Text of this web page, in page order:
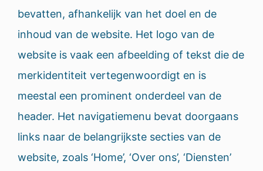
bevatten, afhankelijk van het doel en de
inhoud van de website. Het logo van de
website is vaak een afbeelding of tekst die de
merkidentiteit vertegenwoordigt en is
meestal een prominent onderdeel van de
header. Het navigatiemenu bevat doorgaans
links naar de belangrijkste secties van de
website, zoals ‘Home’, ‘Over ons’, ‘Diensten’